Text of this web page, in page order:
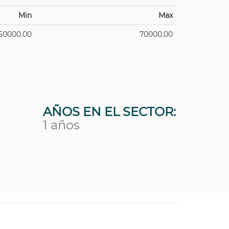
Min Max
70000.00
AÑOS EN EL SECTOR:
1 años